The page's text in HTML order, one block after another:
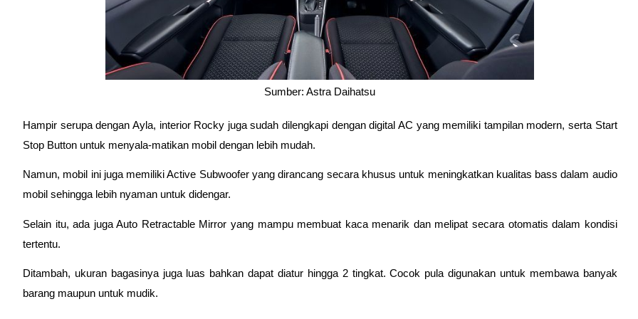
Sumber: Astra Daihatsu
Hampir serupa dengan Ayla, interior Rocky juga sudah dilengkapi dengan digital AC yang memiliki tampilan modern, serta Start
Stop Button untuk menyala-matikan mobil dengan lebih mudah.
Namun, mobil ini juga memiliki Active Subwoofer yang dirancang secara khusus untuk meningkatkan kualitas bass dalam audio
mobil sehingga lebih nyaman untuk didengar.
Selain itu, ada juga Auto Retractable Mirror yang mampu membuat kaca menarik dan melipat secara otomatis dalam kondisi
tertentu.
Ditambah, ukuran bagasinya juga luas bahkan dapat diatur hingga 2 tingkat. Cocok pula digunakan untuk membawa banyak
barang maupun untuk mudik.